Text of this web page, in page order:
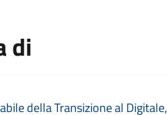
di
della Transizione al Digitale,